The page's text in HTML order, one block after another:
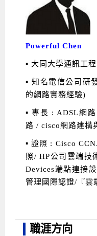
Powerful Chen
▪ 大同大學通訊工
▪ 知名電信公司研
的網路實務經驗)
▪ 專長 : ADSL網
路 / cisco網路建構
▪ 證照 : Cisco
照/ HP公司雲端技
Devices端點連接
管理國際認證/『雲
職涯方向